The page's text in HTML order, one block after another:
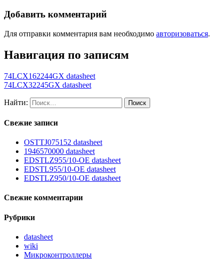
Добавить комментарий
Для отправки комментария вам необходимо авторизоваться.
Навигация по записям
74LCX162244GX datasheet
74LCX32245GX datasheet
Найти:
Свежие записи
OSTTJ075152 datasheet
1946570000 datasheet
EDSTLZ955/10-OE datasheet
EDSTL955/10-OE datasheet
EDSTLZ950/10-OE datasheet
Свежие комментарии
Рубрики
datasheet
wiki
Микроконтроллеры